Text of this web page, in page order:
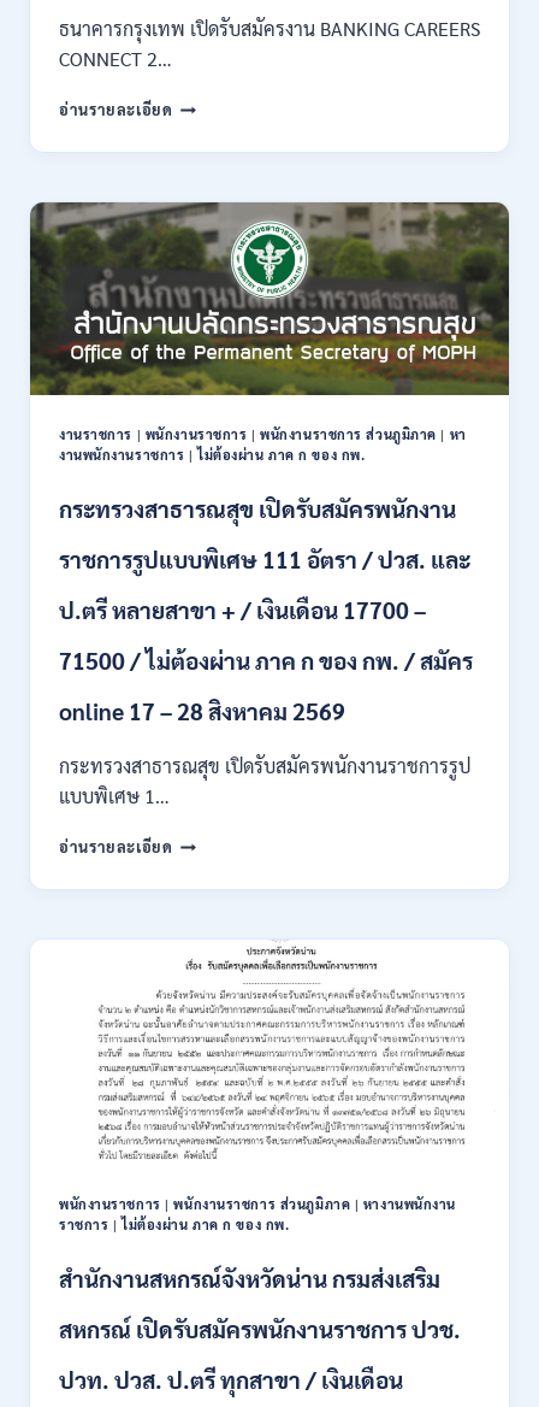
–
ธนาคารกรุงเทพ เปิดรับสมัครงาน BANKING CAREERS
CONNECT 2…
อ่านรายละเอียด ธนาคาร
เปิด
สมัคร
งาน
40
ตำแหน่ง
/
ปริญญา
ตรี
หลาย
ขึ้น
ไป
ยินดี
นักศึกษา
ใหม่
สมัคร
8
งานราชการ | พนักงานราชการ |พนักงานราชการ ส่วนภูมิภาค | หา
งานพนักงานราชการ |ไม่ต้องผ่าน ภาค ก ของ กพ.
กระทรวงสาธารณสุข เปิดรับสมัครพนักงาน
ราชการรูปแบบพิเศษ 111 อัตรา / ปวส. และ
ป.ตรี หลายสาขา + / เงินเดือน 17700 –
71500 / ไม่ต้องผ่าน ภาค ก ของ กพ. / สมัคร
online 17 – 28 สิงหาคม 2569
กระทรวงสาธารณสุข เปิดรับสมัครพนักงานราชการรูป
แบบพิเศษ 1…
อ่านรายละเอียด กระทรวง
เปิด
สมัคร
พนักงาน
ราชการ
รูป
แบบ
พิเศษ
111
อัตรา
/
ปวส.
ป.ตรี
หลาย
+
เงิน
17700
–
พนักงานราชการ |พนักงานราชการ ส่วนภูมิภาค | หางานพนักงาน
ราชการ |ไม่ต้องผ่าน ภาค ก ของ กพ.
สำนักงานสหกรณ์จังหวัดน่าน กรมส่งเสริม
สหกรณ์ เปิดรับสมัครพนักงานราชการ ปวช.
ปวท. ปวส. ป.ตรี ทุกสาขา / เงินเดือน